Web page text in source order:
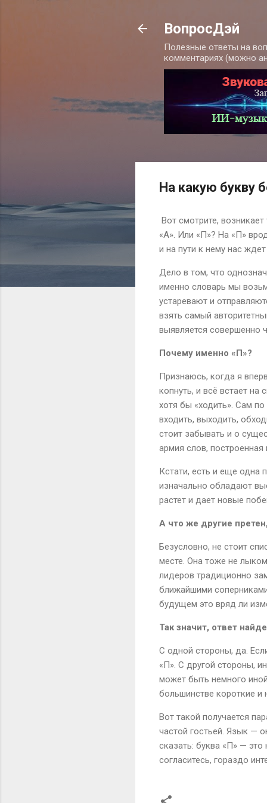
ВопросДэй
Полезные ответы на
комментариях (можно
На какую букву
Вот смотрите,
«А». Или «П»? На «П»
и на пути к нему нас
Дело в том, что
именно словарь мы
устаревают и
взять самый
выявляется совершенно
Почему именно «П»?
Признаюсь, когда я
копнуть, и всё встает на
хотя бы «ходить». Сам по
входить, выходить,
стоит забывать и о
армия слов, построенная
Кстати, есть и еще одна
изначально обладают
растет и дает новые
А что же другие
Безусловно, не стоит
месте. Она тоже не
лидеров традиционно
ближайшими
будущем это вряд ли
Так значит, ответ
С одной стороны, да.
«П». С другой стороны,
может быть немного
большинстве короткие и
Вот такой получается
частой гостьей. Язык —
сказать: буква «П» —
согласитесь, гораздо